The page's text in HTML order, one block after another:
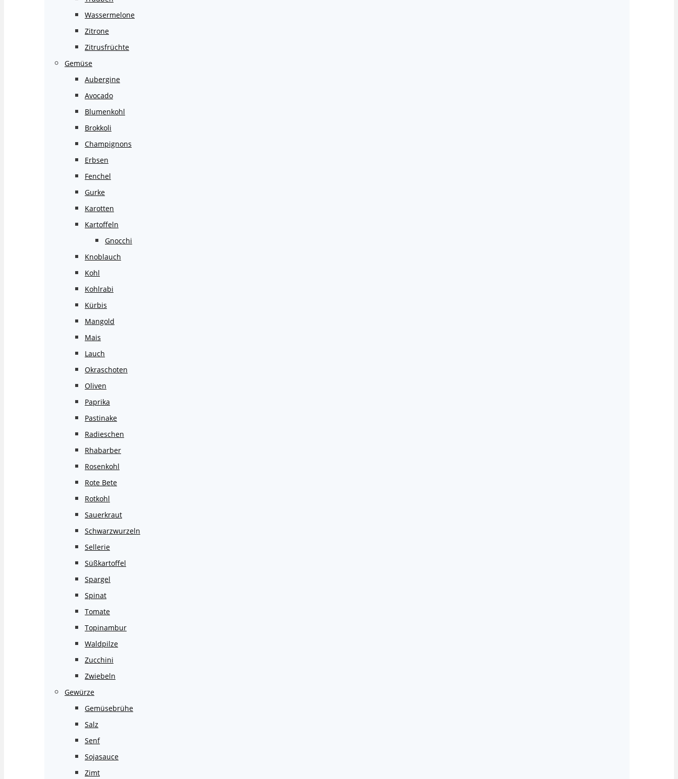
Wassermelone
Zitrone
Zitrusfrüchte
Gemüse
Aubergine
Avocado
Blumenkohl
Brokkoli
Champignons
Erbsen
Fenchel
Gurke
Karotten
Kartoffeln
Gnocchi
Knoblauch
Kohl
Kohlrabi
Kürbis
Mangold
Mais
Lauch
Okraschoten
Oliven
Paprika
Pastinake
Radieschen
Rhabarber
Rosenkohl
Rote Bete
Rotkohl
Sauerkraut
Schwarzwurzeln
Sellerie
Süßkartoffel
Spargel
Spinat
Tomate
Topinambur
Waldpilze
Zucchini
Zwiebeln
Gewürze
Gemüsebrühe
Salz
Senf
Sojasauce
Zimt